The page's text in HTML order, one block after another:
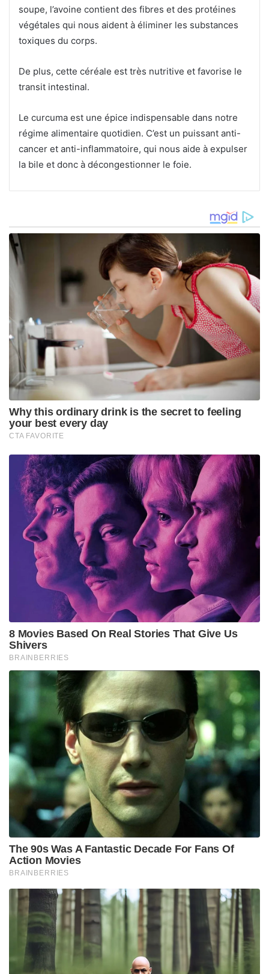
soupe, l’avoine contient des fibres et des protéines
végétales qui nous aident à éliminer les substances
toxiques du corps.
De plus, cette céréale est très nutritive et favorise le
transit intestinal.
Le curcuma est une épice indispensable dans notre
régime alimentaire quotidien. C’est un puissant anti-
cancer et anti-inflammatoire, qui nous aide à expulser
la bile et donc à décongestionner le foie.